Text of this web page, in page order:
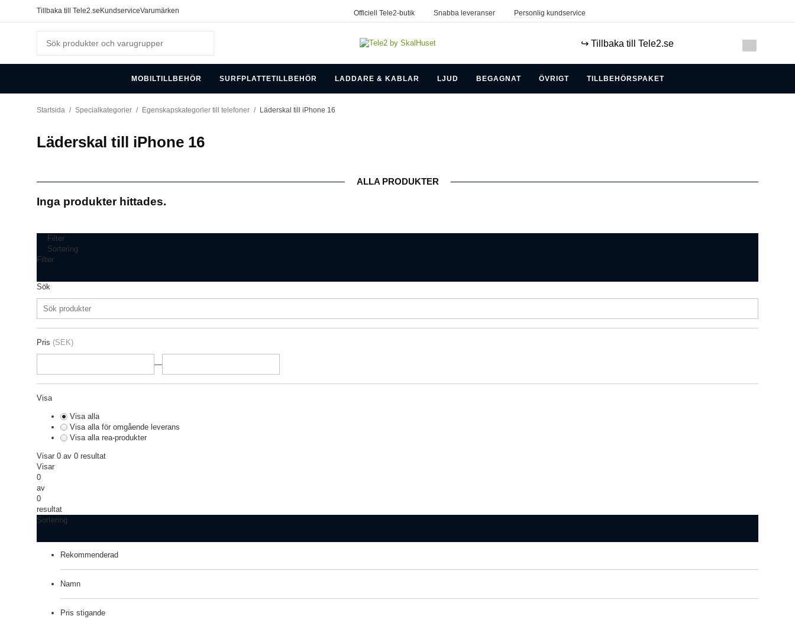
Tillbaka till Tele2.se KundserviceVarumärken Officiell Tele2-butik Snabba leveranser Personlig kundservice
↪️ Tillbaka till Tele2.se
MOBILTILLBEHÖR SURFPLATTETILLBEHÖR LADDARE & KABLAR LJUD BEGAGNAT ÖVRIGT TILLBEHÖRSPAKET
Startsida / Specialkategorier / Egenskapskategorier till telefoner / Läderskal till iPhone 16
Läderskal till iPhone 16
ALLA PRODUKTER
Inga produkter hittades.
Filter
Sortering
Filter
Sök
Pris (SEK)
—
Visa
Visa alla
Visa alla för omgående leverans
Visa alla rea-produkter
Visar 0 av 0 resultat
Visar
0
av
0
resultat
Sortering
Rekommenderad
Namn
Pris stigande